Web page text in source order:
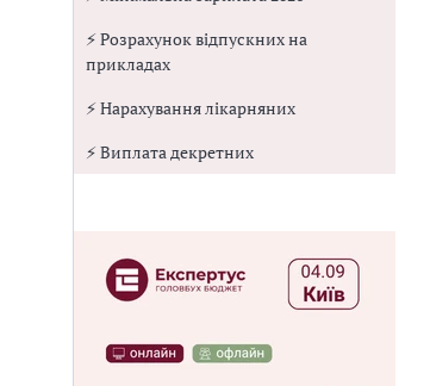
⚡ Розрахунок відпускних на
прикладах
⚡ Нарахування лікарняних
⚡ Виплата декретних